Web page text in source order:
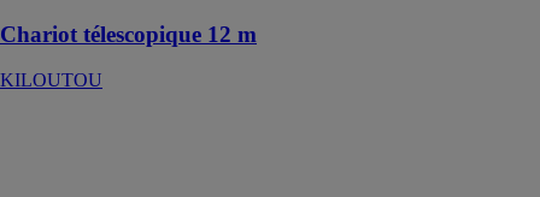
Chariot télescopique 12 m
KILOUTOU